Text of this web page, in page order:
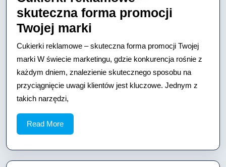
skuteczna forma promocji
Twojej marki
reklamowe
–
skuteczna
forma
Cukierki reklamowe – skuteczna forma promocji Twojej
marki W świecie marketingu, gdzie konkurencja rośnie z
każdym dniem, znalezienie skutecznego sposobu na
przyciągnięcie uwagi klientów jest kluczowe. Jednym z
takich narzędzi,
Read MoreRead
More